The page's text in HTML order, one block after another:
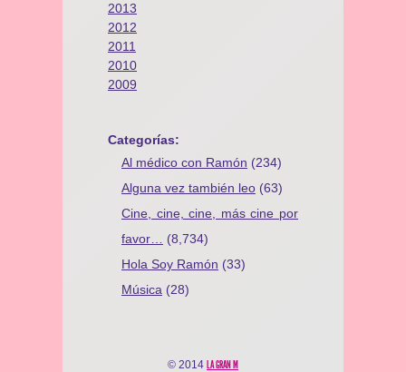
2013
2012
2011
2010
2009
Categorías:
Al médico con Ramón (234)
Alguna vez también leo (63)
Cine, cine, cine, más cine por
favor…
(8,734)
Hola Soy Ramón (33)
Música (28)
© 2014 LA GRAN M